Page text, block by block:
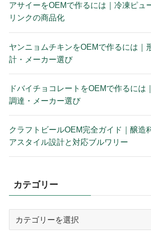
アサイーをOEMで作るには｜冷凍ピュ
リンクの商品化
ヤンニョムチキンをOEMで作るには｜
計・メーカー選び
ドバイチョコレートをOEMで作るには
調達・メーカー選び
クラフトビールOEM完全ガイド｜醸造
アスタイル設計と対応ブルワリー
カテゴリー